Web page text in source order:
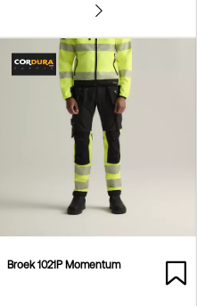
Broek 1021P Momentum